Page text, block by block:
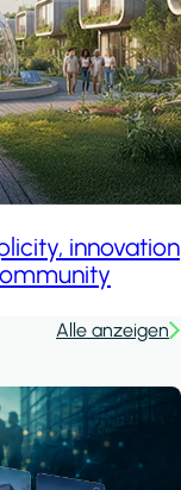
innovation
Alle anzeigen